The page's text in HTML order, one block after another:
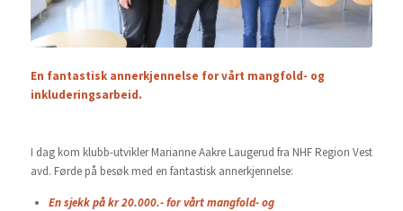
En fantastisk annerkjennelse for vårt mangfold- og
inkluderingsarbeid.
I dag kom klubb-utvikler Marianne Aakre Laugerud fra NHF Region Vest
avd. Førde på besøk med en fantastisk annerkjennelse:
En sjekk på kr 20.000.- for vårt mangfold- og